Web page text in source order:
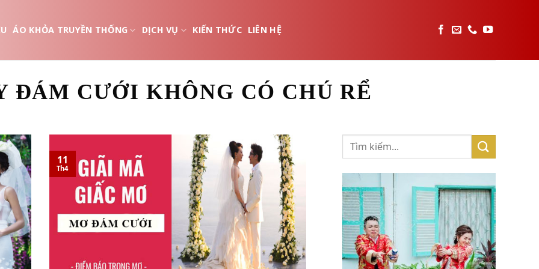
ÁO KHỎA TRUYỀN THỐNG DỊCH VỤ KIẾN THỨC LIÊN HỆ
ĐÁM CƯỚI KHÔNG CÓ CHÚ RỂ
11
Th4